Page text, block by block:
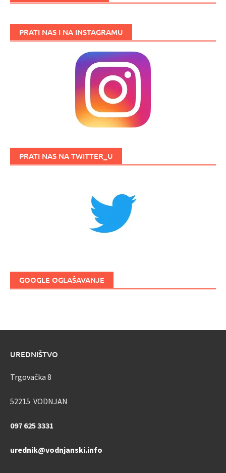
PRATI NAS I NA INSTAGRAMU
PRATI NAS NA TWITTER_U
GOOGLE OGLAŠAVANJE
UREDNIŠTVO
Trgovačka 8
52215 VODNJAN
097 625 3331
urednik@vodnjanski.info